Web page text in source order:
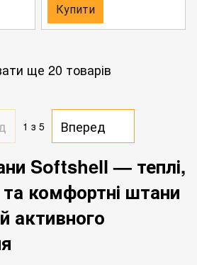
Купити
ще 20 товарів
1 з 5 Вперед
Softshell — теплі,
та комфортні штани
активного